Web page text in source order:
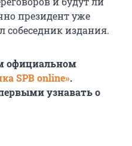
президент уже
собеседник издания.
официальном
SPB online».
узнавать о